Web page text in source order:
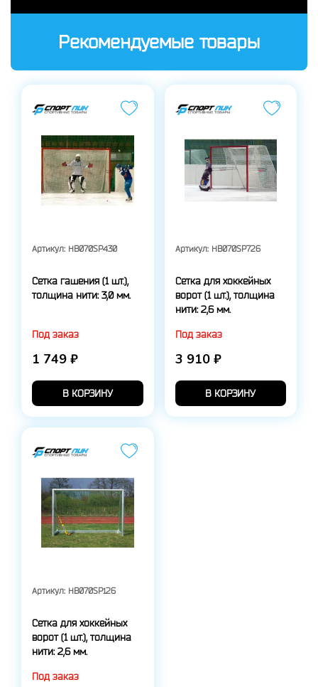
Рекомендуемые товары
Артикул: HB070SP430
Сетка гашения (1 шт.),
толщина нити: 3,0 мм.
Под заказ
1 749 ₽
В КОРЗИНУ
Артикул: HB070SP726
Сетка для хоккейных
ворот (1 шт.), толщина
нити: 2,6 мм.
Под заказ
3 910 ₽
В КОРЗИНУ
Артикул: HB070SP126
Сетка для хоккейных
ворот (1 шт.), толщина
нити: 2,6 мм.
Под заказ